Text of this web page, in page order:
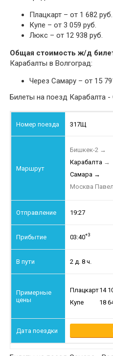
Плацкарт – от 1 682 руб.
Купе – от 3 059 руб.
Люкс – от 12 938 руб.
Общая стоимость ж/д
Карабалты в Волгоград:
Через Самару – от 15
Билеты на поезд Карабалта
317Щ
Бишкек-2 →
Карабалта →
Самара →
Москва
19:27
03:40+3
2 д. 8 ч.
Плацкарт14
Купе
18